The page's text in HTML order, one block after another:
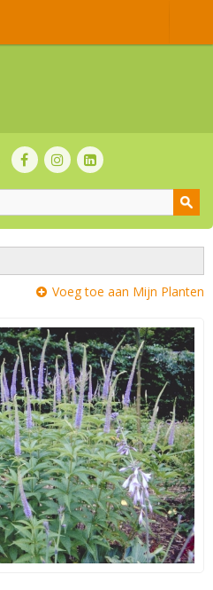
Voeg toe aan Mijn Planten